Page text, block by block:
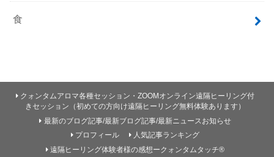
食
クォンタムアロマ各種セッション・ZOOMオンライン遠隔ヒーリング付
きセッション（初めての方向け遠隔ヒーリング無料体験あります）
最新のブログ記事/最新ブログ記事/最新ニュースお知らせ
プロフィール
人気記事ランキング
遠隔ヒーリング体験者様の感想ークォンタムタッチ®